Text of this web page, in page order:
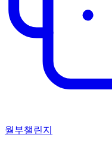
월부챌린지